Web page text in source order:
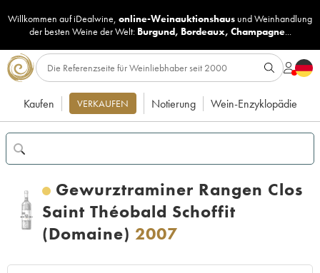
Willkommen auf iDealwine, online-Weinauktionshaus undWeinhandlung
der besten Weine der Welt: Burgund, Bordeaux, Champagne...
Kaufen VERKAUFEN Notierung Wein-Enzyklopädie
Gewurztraminer Rangen Clos
Saint Théobald Schoffit
(Domaine) 2007